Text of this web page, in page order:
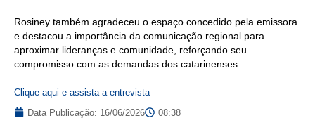
Rosiney também agradeceu o espaço concedido pela emissora
e destacou a importância da comunicação regional para
aproximar lideranças e comunidade, reforçando seu
compromisso com as demandas dos catarinenses.
Clique aqui e assista a entrevista
Data Publicação: 16/06/2026 08:38